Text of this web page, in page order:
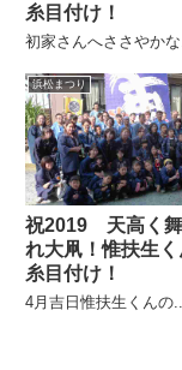
糸目付け！
初家さんへささやか
浜松まつり
祝2019 天高く
れ大凧！惟扶生
糸目付け！
4月吉日惟扶生くんの